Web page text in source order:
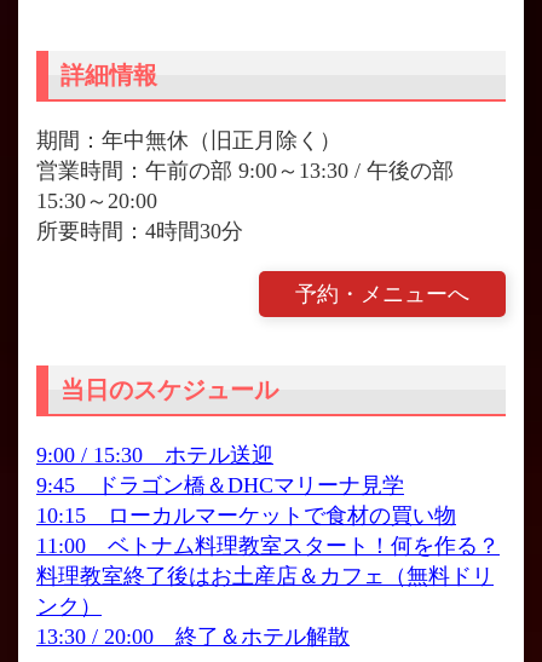
詳細情報
期間：年中無休（旧正月除く）
営業時間：午前の部 9:00～13:30 / 午後の部
15:30～20:00
所要時間：4時間30分
予約・メニューへ
当日のスケジュール
9:00 / 15:30 ホテル送迎
9:45 ドラゴン橋＆DHCマリーナ見学
10:15 ローカルマーケットで食材の買い物
11:00 ベトナム料理教室スタート！何を作る？
料理教室終了後はお土産店＆カフェ（無料ドリ
ンク）
13:30 / 20:00 終了＆ホテル解散